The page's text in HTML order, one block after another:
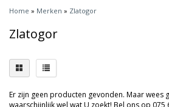
Home » Merken » Zlatogor
Zlatogor
Er zijn geen producten gevonden. Maar wees
waarschijnlijk wel wat U zoekt! Bel ons op 075